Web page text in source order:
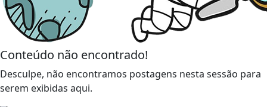
Conteúdo não encontrado!
Desculpe, não encontramos postagens nesta sessão para
serem exibidas aqui.